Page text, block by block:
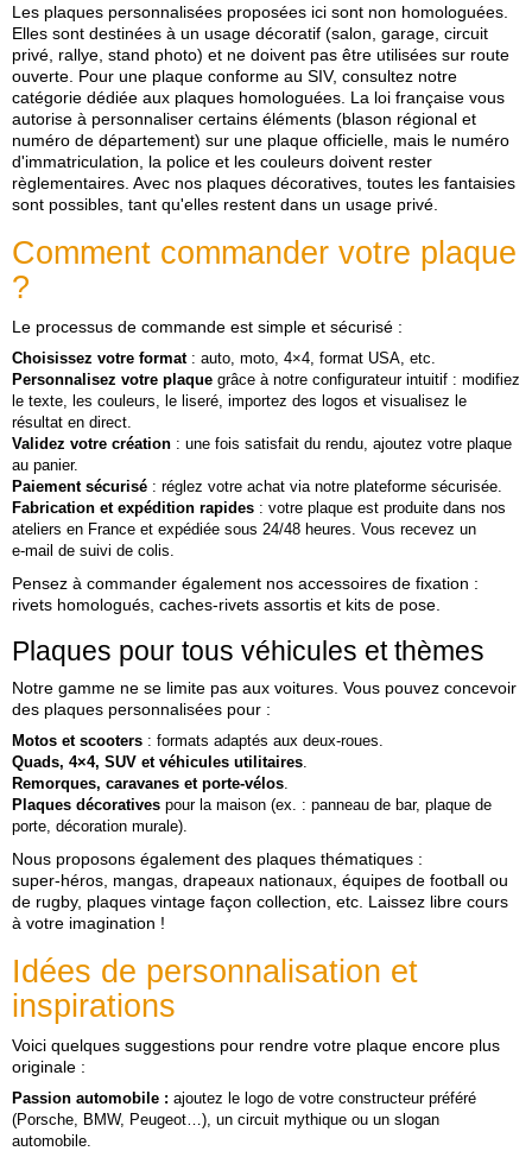
Les plaques personnalisées proposées ici sont non homologuées.
Elles sont destinées à un usage décoratif (salon, garage, circuit
privé, rallye, stand photo) et ne doivent pas être utilisées sur route
ouverte. Pour une plaque conforme au SIV, consultez notre
catégorie dédiée aux plaques homologuées. La loi française vous
autorise à personnaliser certains éléments (blason régional et
numéro de département) sur une plaque officielle, mais le numéro
d'immatriculation, la police et les couleurs doivent rester
règlementaires. Avec nos plaques décoratives, toutes les fantaisies
sont possibles, tant qu'elles restent dans un usage privé.
Comment commander votre plaque
?
Le processus de commande est simple et sécurisé :
Choisissez votre format: auto, moto, 4×4, format USA, etc.
Personnalisez votre plaque grâce à notre configurateur intuitif : modifiez
le texte, les couleurs, le liseré, importez des logos et visualisez le
résultat en direct.
Validez votre création : une fois satisfait du rendu, ajoutez votre plaque
au panier.
Paiement sécurisé : réglez votre achat via notre plateforme sécurisée.
Fabrication et expédition rapides : votre plaque est produite dans nos
ateliers en France et expédiée sous 24/48 heures. Vous recevez un
e‑mail de suivi de colis.
Pensez à commander également nos accessoires de fixation :
rivets homologués, caches‑rivets assortis et kits de pose.
Plaques pour tous véhicules et thèmes
Notre gamme ne se limite pas aux voitures. Vous pouvez concevoir
des plaques personnalisées pour :
Motos et scooters : formats adaptés aux deux‑roues.
Quads, 4×4, SUV et véhicules utilitaires
Remorques, caravanes et porte‑vélos
Plaques décoratives pour la maison (ex. : panneau de bar, plaque de
porte, décoration murale).
Nous proposons également des plaques thématiques :
super‑héros, mangas, drapeaux nationaux, équipes de football ou
de rugby, plaques vintage façon collection, etc. Laissez libre cours
à votre imagination !
Idées de personnalisation et
inspirations
Voici quelques suggestions pour rendre votre plaque encore plus
originale :
Passion automobile : ajoutez le logo de votre constructeur préféré
(Porsche, BMW, Peugeot…), un circuit mythique ou un slogan
automobile.